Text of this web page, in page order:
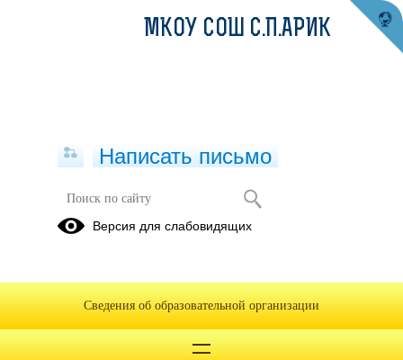
МКОУ СОШ С.П.АРИК
Написать письмо
Версия для слабовидящих
Сведения об образовательной организации